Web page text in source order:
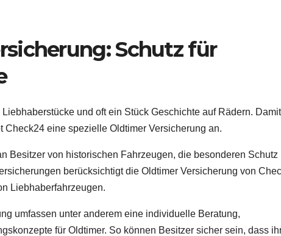
Schutz für
und oft ein Stück Geschichte auf Rädern. Damit
eine spezielle Oldtimer Versicherung an.
Besitzer von historischen Fahrzeugen, die besonderen Schutz
berücksichtigt die Oldtimer Versicherung von
Liebhaberfahrzeugen.
umfassen unter anderem eine individuelle Beratung,
für Oldtimer. So können Besitzer sicher sein, dass